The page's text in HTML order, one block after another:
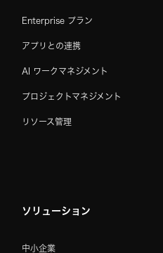
Enterprise プラン
アプリとの連携
AI ワークマネジメント
プロジェクトマネジメント
リソース管理
ソリューション
中小企業